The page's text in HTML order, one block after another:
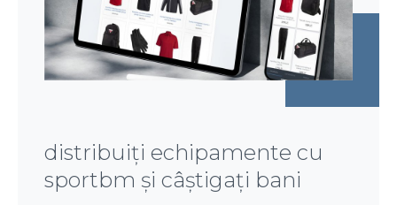
distribuiți echipamente cu
sportbm și câștigați bani